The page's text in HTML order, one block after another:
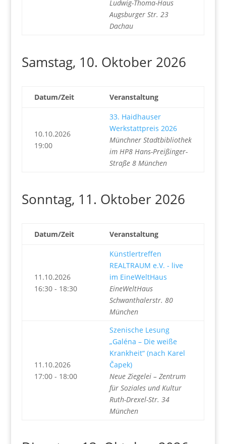
Ludwig-Thoma-Haus
Augsburger Str. 23
Dachau
Samstag, 10. Oktober 2026
Datum/Zeit Veranstaltung
10.10.2026
19:00
33. Haidhauser
Werkstattpreis 2026
Münchner Stadtbibliothek
im HP8 Hans-Preißinger-
Straße 8 München
Sonntag, 11. Oktober 2026
Datum/Zeit Veranstaltung
11.10.2026
16:30 - 18:30
Künstlertreffen
REALTRAUM e.V. - live
im EineWeltHaus
EineWeltHaus
Schwanthalerstr. 80
München
11.10.2026
17:00 - 18:00
Szenische Lesung
„Galéna – Die weiße
Krankheit“ (nach Karel
Čapek)
Neue Ziegelei – Zentrum
für Soziales und Kultur
Ruth-Drexel-Str. 34
München